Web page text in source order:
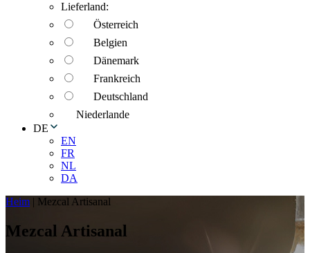
Lieferland:
Österreich
Belgien
Dänemark
Frankreich
Deutschland
Niederlande
DE
EN
FR
NL
DA
Heim | Mezcal Artisanal
Mezcal Artisanal